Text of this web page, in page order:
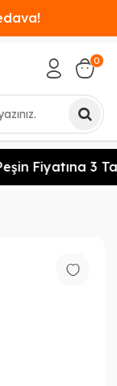
0
Fiyatına 3